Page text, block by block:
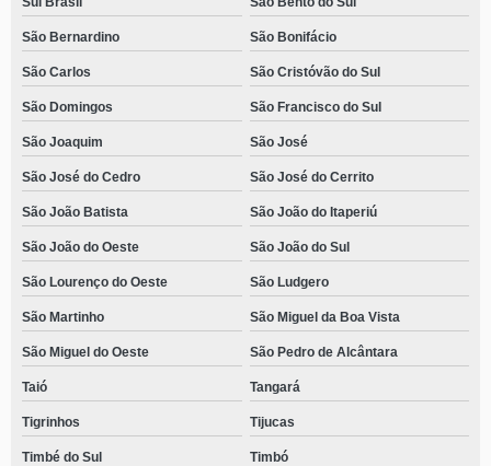
São Bernardino São Bonifácio
São Carlos São Cristóvão do Sul
São Domingos São Francisco do Sul
São Joaquim São José
São José do Cedro São José do Cerrito
São João Batista São João do Itaperiú
São João do Oeste São João do Sul
São Lourenço do Oeste São Ludgero
São Martinho São Miguel da Boa Vista
São Miguel do Oeste São Pedro de Alcântara
Taió Tangará
Tigrinhos Tijucas
Timbé do Sul Timbó